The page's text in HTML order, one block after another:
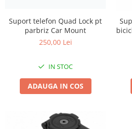
Cuvete (headset)
Discuri (rotoare)
Plăcuțe frână
Saboți
Frâne pe disc
Produse întreținere
Scaune copii
Sonerii
Suport telefon Quad Lock pt
parbriz Car Mount
250,00 Lei
IN STOC
ADAUGA IN COS